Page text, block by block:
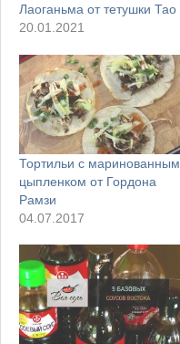
Лаоганьма от тетушки Тао
20.01.2021
Тортильи с маринованным
цыпленком от Гордона
Рамзи
04.07.2017